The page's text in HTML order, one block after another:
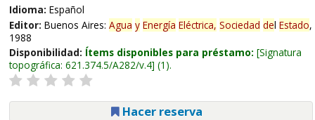
Idioma: Español
Editor: Buenos Aires: Agua y Energía Eléctrica, Sociedad del Estado,
1988
Disponibilidad: Ítems disponibles para préstamo: Signatura
topográfica: 621.374.5/A282/v.4 (1).
Hacer reserva